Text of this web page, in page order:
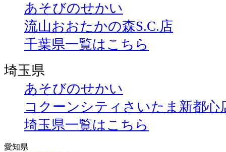
あそびのせかい
流山おおたかの森S.C.店
千葉県一覧はこちら
埼玉県
あそびのせかい
コクーンシティさいたま新都心
埼玉県一覧はこちら
愛知県